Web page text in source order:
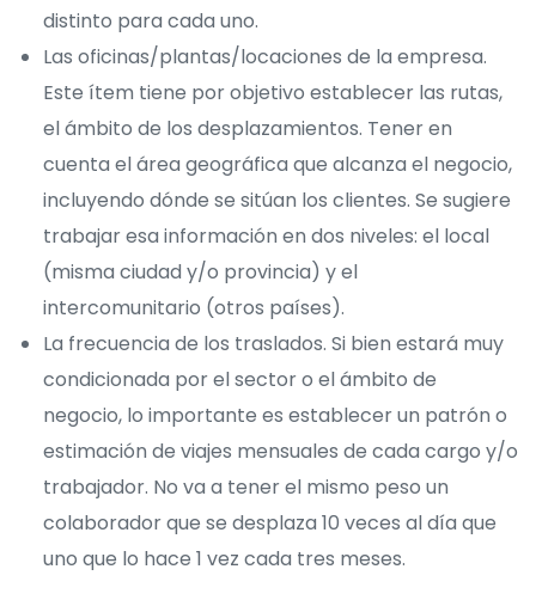
distinto para cada uno.
Las oficinas/plantas/locaciones de la empresa.
Este ítem tiene por objetivo establecer las rutas,
el ámbito de los desplazamientos. Tener en
cuenta el área geográfica que alcanza el negocio,
incluyendo dónde se sitúan los clientes. Se sugiere
trabajar esa información en dos niveles: el local
(misma ciudad y/o provincia) y el
intercomunitario (otros países).
La frecuencia de los traslados. Si bien estará muy
condicionada por el sector o el ámbito de
negocio, lo importante es establecer un patrón o
estimación de viajes mensuales de cada cargo y/o
trabajador. No va a tener el mismo peso un
colaborador que se desplaza 10 veces al día que
uno que lo hace 1 vez cada tres meses.